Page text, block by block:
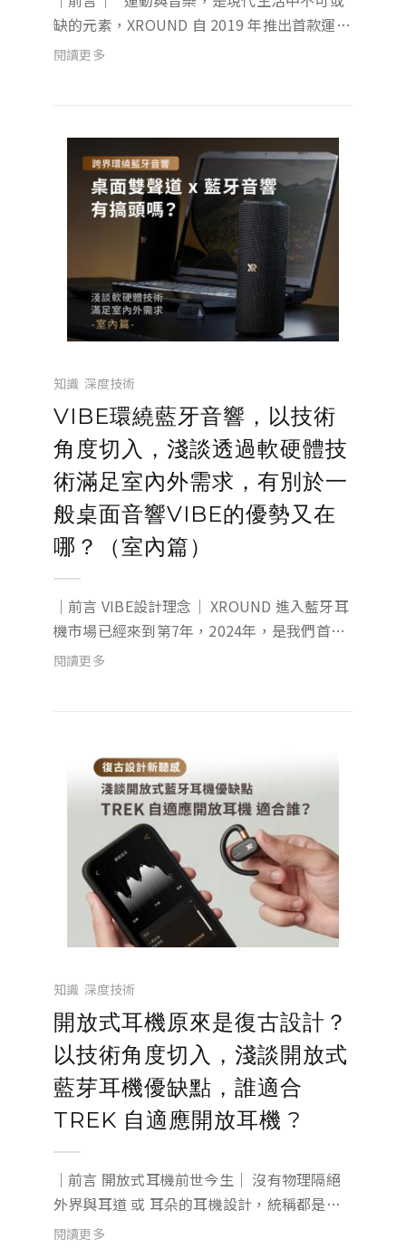
缺的元素，XROUND 自 2019 年推出首款運動
耳機 VERSA 開始，就致力於重新打造運動場
閱讀更多
知識 深度技術
VIBE環繞藍牙音響，以技術
角度切入，淺談透過軟硬體技
術滿足室內外需求，有別於一
般桌面音響VIBE的優勢又在
哪？（室內篇）
｜前言 VIBE設計理念｜ XROUND 進入藍牙耳
機市場已經來到第7年，2024年，是我們首次
跨足藍牙音響領域，始終恪守「重新定義聆聽
閱讀更多
知識 深度技術
開放式耳機原來是復古設計？
以技術角度切入，淺談開放式
藍芽耳機優缺點，誰適合
TREK 自適應開放耳機 ?
｜前言 開放式耳機前世今生｜ 沒有物理隔絕
外界與耳道 或 耳朵的耳機設計，統稱都是開
放式耳機。 耳機「開放式」「氣導式」的設
閱讀更多